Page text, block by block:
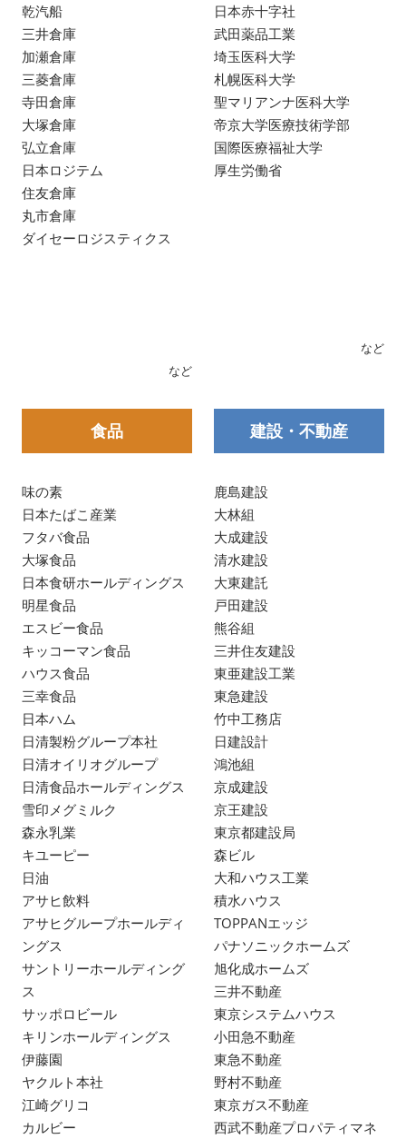
乾汽船
三井倉庫
加瀬倉庫
三菱倉庫
寺田倉庫
大塚倉庫
弘立倉庫
日本ロジテム
住友倉庫
丸市倉庫
ダイセーロジスティクス
など
日本赤十字社
武田薬品工業
埼玉医科大学
札幌医科大学
聖マリアンナ医科大学
帝京大学医療技術学部
国際医療福祉大学
厚生労働省
など
食品
味の素
日本たばこ産業
フタバ食品
大塚食品
日本食研ホールディングス
明星食品
エスビー食品
キッコーマン食品
ハウス食品
三幸食品
日本ハム
日清製粉グループ本社
日清オイリオグループ
日清食品ホールディングス
雪印メグミルク
森永乳業
キユーピー
日油
アサヒ飲料
アサヒグループホールディ
ングス
サントリーホールディング
ス
サッポロビール
キリンホールディングス
伊藤園
ヤクルト本社
江崎グリコ
カルビー
建設・不動産
鹿島建設
大林組
大成建設
清水建設
大東建託
戸田建設
熊谷組
三井住友建設
東亜建設工業
東急建設
竹中工務店
日建設計
鴻池組
京成建設
京王建設
東京都建設局
森ビル
大和ハウス工業
積水ハウス
TOPPANエッジ
パナソニックホームズ
旭化成ホームズ
三井不動産
東京システムハウス
小田急不動産
東急不動産
野村不動産
東京ガス不動産
西武不動産プロパティマネ